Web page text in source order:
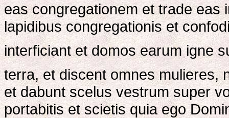
eas congregationem et trade
lapidibus congregationis et
interficiant et domos earum igne
terra, et discent omnes
et dabunt scelus vestrum super
portabitis et scietis quia ego